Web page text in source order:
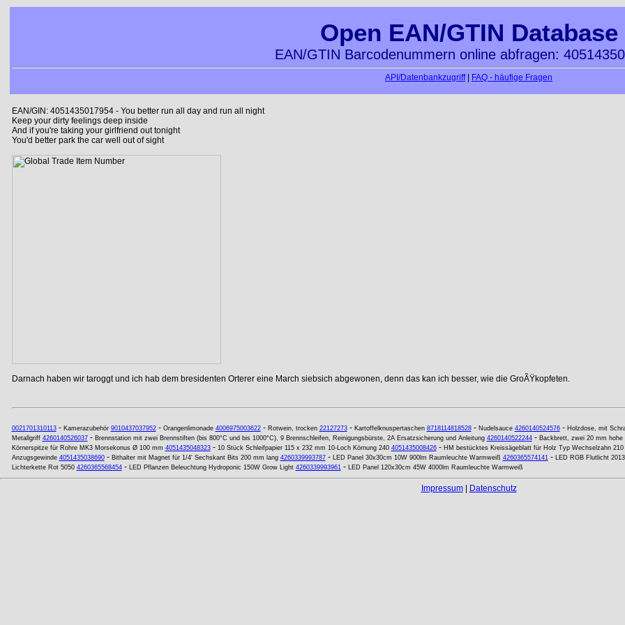
Open EAN/GTIN Database
EAN/GTIN Barcodenummern online abfragen:
API/Datenbankzugriff| FAQ - häufige Fragen
EAN/GIN: 4051435017954 - You better run all day and run all night
Keep your dirty feelings deep inside
And if you're taking your girlfriend out tonight
You'd better park the car well out of sight
Darnach haben wir taroggt und ich hab dem bresidenten Orterer eine March siebsich abgewonen, denn das kan ich besser, wie die GroÃŸkopfeten.
0021701310113- Kamerazubehör 9010437037952- Orangenlimonade 4006975003622- Rotwein, trocken 22127273- Kartoffelknuspertaschen 8718114818528- Nudelsauce 4260140524576- Holzdose, mit
Metallgriff 4260140526037- Brennstation mit zwei Brennstiften (bis 800°C und bis 1000°C), 9 Brennschleifen, Reinigungsbürste, 2A Ersatzsicherung und Anleitung 4260140522244- Backbrett, zwei 20 mm hohe
Körnerspitze für Rohre MK3 Morsekonus Ø 100 mm 4051435048323- 10 Stück Schleifpapier 115 x 232 mm 10-Loch Körnung 240 4051435008426- HM bestücktes Kreissägeblatt für Holz Typ Wechselzahn
Anzugsgewinde 4051435038690- Bithalter mit Magnet für 1/4' Sechskant Bits 200 mm lang 4260339993787- LED Panel 30x30cm 10W 900lm Raumleuchte Warmweiß 4260365574141- LED RGB Flutlicht
Lichterkette Rot 5050 4260365568454- LED Pflanzen Beleuchtung Hydroponic 150W Grow Light 4260339993961- LED Panel 120x30cm 45W 4000lm Raumleuchte Warmweiß
Impressum| Datenschutz